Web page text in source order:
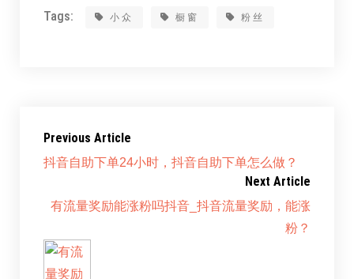
Tags: 小众 橱窗 粉丝
Previous Article
抖音自助下单24小时，抖音自助下单怎么做？
Next Article
有流量奖励能涨粉吗抖音_抖音流量奖励，能涨
粉？